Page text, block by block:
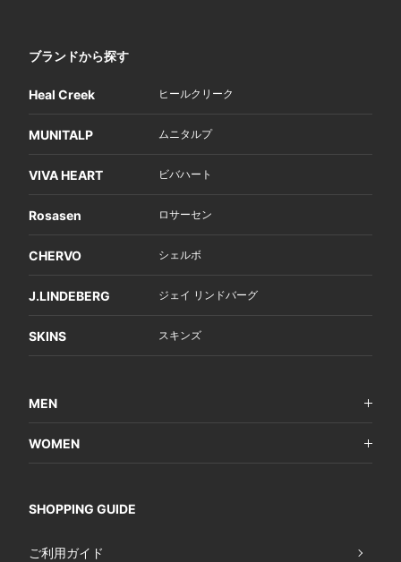
ブランドから探す
Heal Creek ヒールクリーク
MUNITALP ムニタルプ
VIVA HEART ビバハート
Rosasen ロサーセン
CHERVO シェルボ
J.LINDEBERG ジェイ リンドバーグ
SKINS スキンズ
MEN
WOMEN
SHOPPING GUIDE
ご利用ガイド